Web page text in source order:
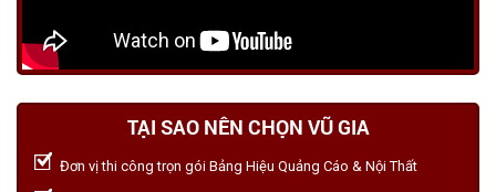
TẠI SAO NÊN CHỌN VŨ GIA
Đơn vị thi công trọn gói Bảng Hiệu Quảng Cáo & Nội Thất